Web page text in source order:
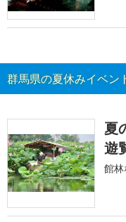
群馬県の夏休みイベン
夏
遊
館